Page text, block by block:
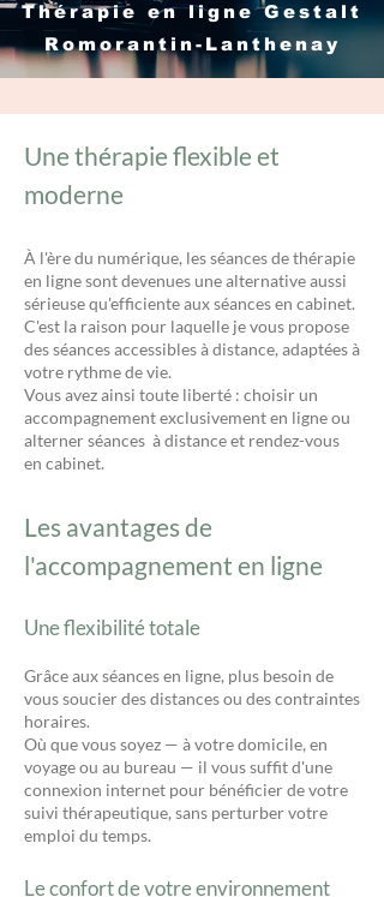
Thérapie en ligne Gestalt
Romorantin-Lanthenay
Une thérapie flexible et
moderne
À l'ère du numérique, les séances de thérapie
en ligne sont devenues une alternative aussi
sérieuse qu'efficiente aux séances en cabinet.
C'est la raison pour laquelle je vous propose
des séances accessibles à distance, adaptées à
votre rythme de vie.
Vous avez ainsi toute liberté : choisir un
accompagnement exclusivement en ligne ou
alterner séances à distance et rendez-vous
en cabinet.
Les avantages de
l'accompagnement en ligne
Une flexibilité totale
Grâce aux séances en ligne, plus besoin de
vous soucier des distances ou des contraintes
horaires.
Où que vous soyez — à votre domicile, en
voyage ou au bureau — il vous suffit d'une
connexion internet pour bénéficier de votre
suivi thérapeutique, sans perturber votre
emploi du temps.
Le confort de votre environnement